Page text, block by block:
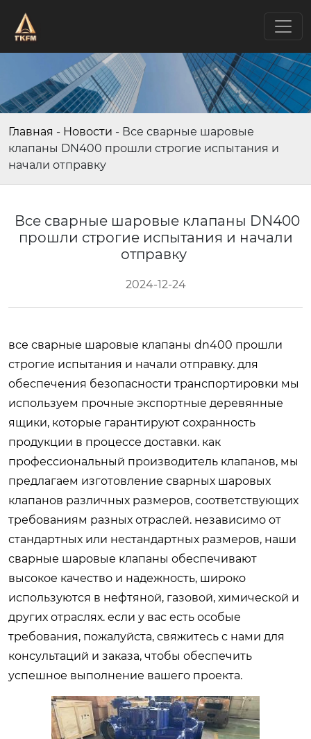
Главная - Новости - Все сварные шаровые
клапаны DN400 прошли строгие испытания и
начали отправку
Все сварные шаровые клапаны DN400
прошли строгие испытания и начали
отправку
2024-12-24
все сварные шаровые клапаны dn400 прошли
строгие испытания и начали отправку. для
обеспечения безопасности транспортировки мы
используем прочные экспортные деревянные
ящики, которые гарантируют сохранность
продукции в процессе доставки. как
профессиональный производитель клапанов, мы
предлагаем изготовление сварных шаровых
клапанов различных размеров, соответствующих
требованиям разных отраслей. независимо от
стандартных или нестандартных размеров, наши
сварные шаровые клапаны обеспечивают
высокое качество и надежность, широко
используются в нефтяной, газовой, химической и
других отраслях. если у вас есть особые
требования, пожалуйста, свяжитесь с нами для
консультаций и заказа, чтобы обеспечить
успешное выполнение вашего проекта.